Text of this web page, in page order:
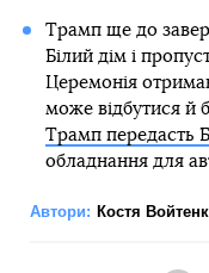
Трамп ще до
Білий дім і
Церемонія
може відбутися й
Трамп передасть
обладнання для
Автори: Костя